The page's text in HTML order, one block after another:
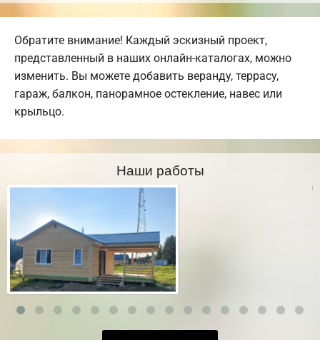
Обратите внимание! Каждый эскизный проект,
представленный в наших онлайн-каталогах, можно
изменить. Вы можете добавить веранду, террасу,
гараж, балкон, панорамное остекление, навес или
крыльцо.
Наши работы